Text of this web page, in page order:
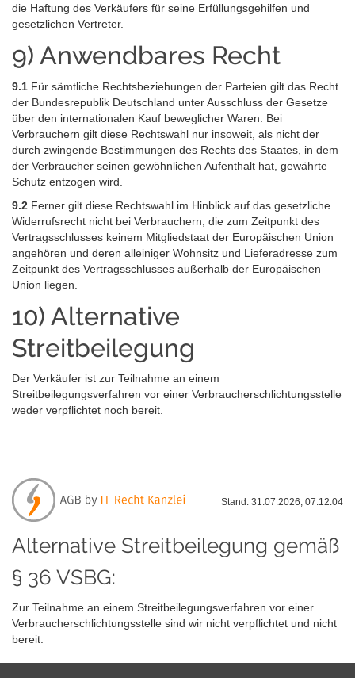
die Haftung des Verkäufers für seine Erfüllungsgehilfen und
gesetzlichen Vertreter.
9) Anwendbares Recht
9.1 Für sämtliche Rechtsbeziehungen der Parteien gilt das Recht
der Bundesrepublik Deutschland unter Ausschluss der Gesetze
über den internationalen Kauf beweglicher Waren. Bei
Verbrauchern gilt diese Rechtswahl nur insoweit, als nicht der
durch zwingende Bestimmungen des Rechts des Staates, in dem
der Verbraucher seinen gewöhnlichen Aufenthalt hat, gewährte
Schutz entzogen wird.
9.2 Ferner gilt diese Rechtswahl im Hinblick auf das gesetzliche
Widerrufsrecht nicht bei Verbrauchern, die zum Zeitpunkt des
Vertragsschlusses keinem Mitgliedstaat der Europäischen Union
angehören und deren alleiniger Wohnsitz und Lieferadresse zum
Zeitpunkt des Vertragsschlusses außerhalb der Europäischen
Union liegen.
10) Alternative
Streitbeilegung
Der Verkäufer ist zur Teilnahme an einem
Streitbeilegungsverfahren vor einer Verbraucherschlichtungsstelle
weder verpflichtet noch bereit.
Stand: 31.07.2026, 07:12:04
Alternative Streitbeilegung gemäß
§ 36 VSBG:
Zur Teilnahme an einem Streitbeilegungsverfahren vor einer
Verbraucherschlichtungsstelle sind wir nicht verpflichtet und nicht
bereit.